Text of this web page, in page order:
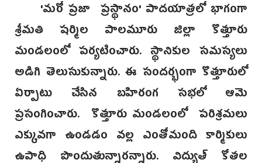
'మరో ప్రజా ప్రస్థానం' పాదయాత్రలో భాగంగా
శ్రీమతి షర్మిల పాలమూరు జిల్లా కొత్తూరు
మండలంలో పర్యటించారు. స్థానికుల సమస్యలు
అడిగి తెలుసుకున్నారు. ఈ సందర్భంగా కొత్తూరులో
ఏర్పాటు చేసిన బహిరంగ సభలో ఆమె
ప్రసంగించారు. కొత్తూరు మండలంలో పరిశ్రమలు
ఎక్కువగా ఉండడం వల్ల ఎంతోమంది కార్మికులు
ఉపాధి పొందుతున్నారన్నారు. విద్యుత్‌ కోతల